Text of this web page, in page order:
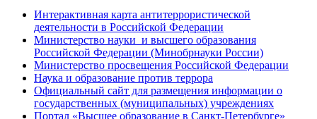
Интерактивная карта антитеррористической
деятельности в Российской Федерации
Министерство науки и высшего образования
Российской Федерации (Минобрнауки России)
Министерство просвещения Российской Федерации
Наука и образование против террора
Официальный сайт для размещения информации о
государственных (муниципальных) учреждениях
Портал «Высшее образование в Санкт-Петербурге»